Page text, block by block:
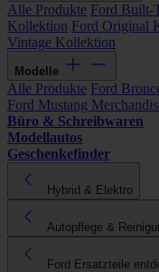
Alle Produkte Ford Built-
Kollektion Ford Original
Vintage Kollektion
Modelle
Alle Produkte Ford
Ford Mustang
Büro & Schreibwaren
Modellautos
Geschenkefinder
Hybrid & Elektro
Autopflege &
Ford Ersatzteile